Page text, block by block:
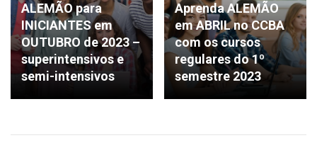
ALEMÃO para
INICIANTES em
OUTUBRO de 2023 –
superintensivos e
semi-intensivos
Aprenda ALEMÃO
em ABRIL no CCBA
com os cursos
regulares do 1º
semestre 2023